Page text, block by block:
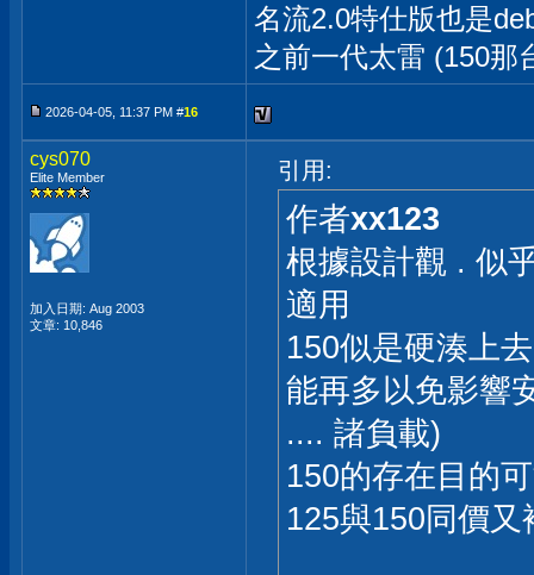
名流2.0特仕版也是
之前一代太雷 (150那
2026-04-05, 11:37 PM #16
cys070
Elite Member
加入日期: Aug 2003
文章: 10,846
引用:
作者xx123
根據設計觀 . 似
適用
150似是硬湊上
能再多以免影響
.... 諸負載)
150的存在目的
125與150同價又